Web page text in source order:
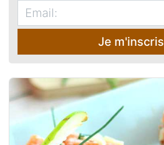
Je m'inscris